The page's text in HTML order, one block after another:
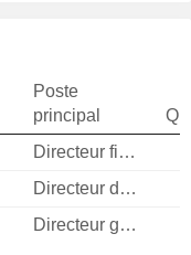
Poste
principal
Directeur financier
Directeur des ressources humaines
Directeur general